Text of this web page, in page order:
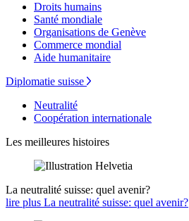
Droits humains
Santé mondiale
Organisations de Genève
Commerce mondial
Aide humanitaire
Diplomatie suisse
Neutralité
Coopération internationale
Les meilleures histoires
La neutralité suisse: quel avenir?
lire plus La neutralité suisse: quel avenir?